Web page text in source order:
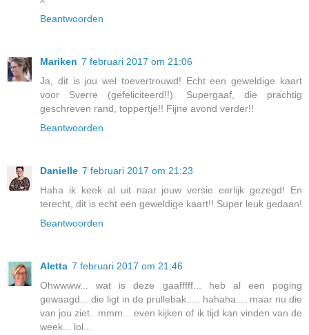
Beantwoorden
Mariken 7 februari 2017 om 21:06
Ja, dit is jou wel toevertrouwd! Echt een geweldige kaart
voor Sverre (gefeliciteerd!!). Supergaaf, die prachtig
geschreven rand, toppertje!! Fijne avond verder!!
Beantwoorden
Danielle 7 februari 2017 om 21:23
Haha ik keek al uit naar jouw versie eerlijk gezegd! En
terecht, dit is echt een geweldige kaart!! Super leuk gedaan!
Beantwoorden
Aletta 7 februari 2017 om 21:46
Ohwwww... wat is deze gaafffff... heb al een poging
gewaagd... die ligt in de prullebak..... hahaha.... maar nu die
van jou ziet.. mmm... even kijken of ik tijd kan vinden van de
week... lol...